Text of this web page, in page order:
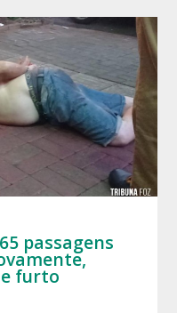
passagens
furto